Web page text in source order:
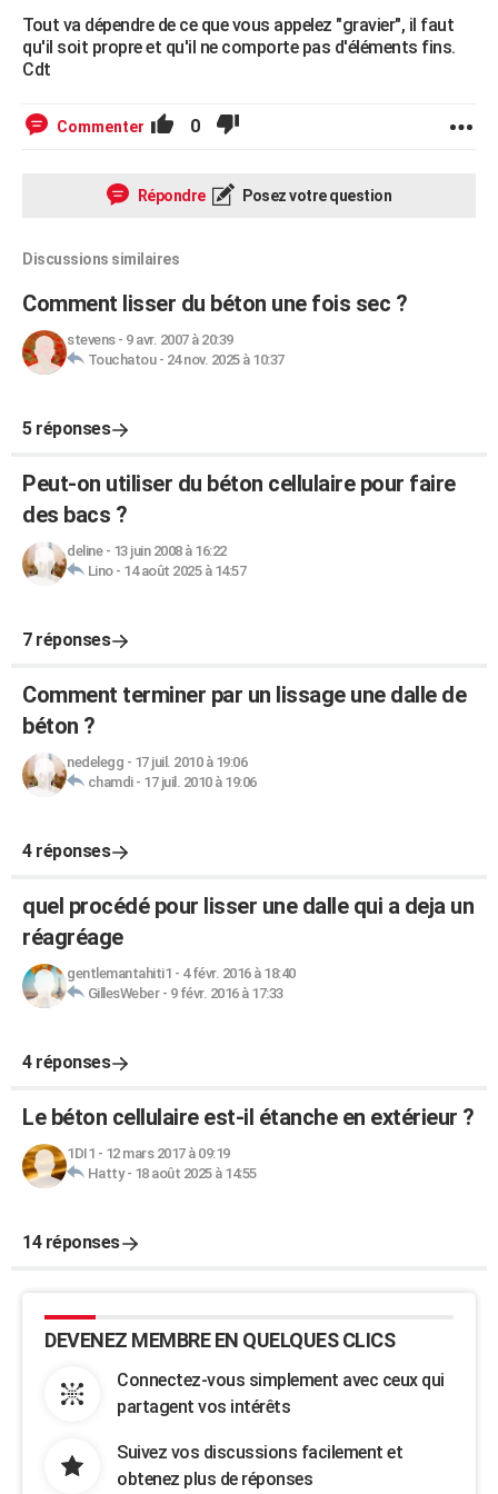
Tout va dépendre de ce que vous appelez "gravier", il faut
qu'il soit propre et qu'il ne comporte pas d'éléments fins.
Cdt
Commenter 0
Répondre Posez votre question
Discussions similaires
Comment lisser du béton une fois sec ?
stevens- 9 avr. 2007 à 20:39
Touchatou- 24 nov. 2025 à 10:37
5 réponses
Peut-on utiliser du béton cellulaire pour faire
des bacs ?
deline- 13 juin 2008 à 16:22
Lino- 14 août 2025 à 14:57
7 réponses
Comment terminer par un lissage une dalle de
béton ?
nedelegg - 17 juil. 2010 à 19:06
chamdi- 17 juil. 2010 à 19:06
4 réponses
quel procédé pour lisser une dalle qui a deja un
réagréage
gentlemantahiti1 - 4 févr. 2016 à 18:40
GillesWeber- 9 févr. 2016 à 17:33
4 réponses
Le béton cellulaire est-il étanche en extérieur ?
1DI1 - 12 mars 2017 à 09:19
Hatty- 18 août 2025 à 14:55
14 réponses
DEVENEZ MEMBRE EN QUELQUES CLICS
Connectez-vous simplement avec ceux qui
partagent vos intérêts
Suivez vos discussions facilement et
obtenez plus de réponses